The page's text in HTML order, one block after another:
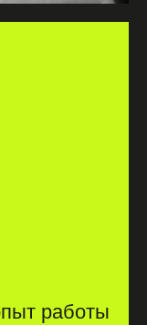
работы